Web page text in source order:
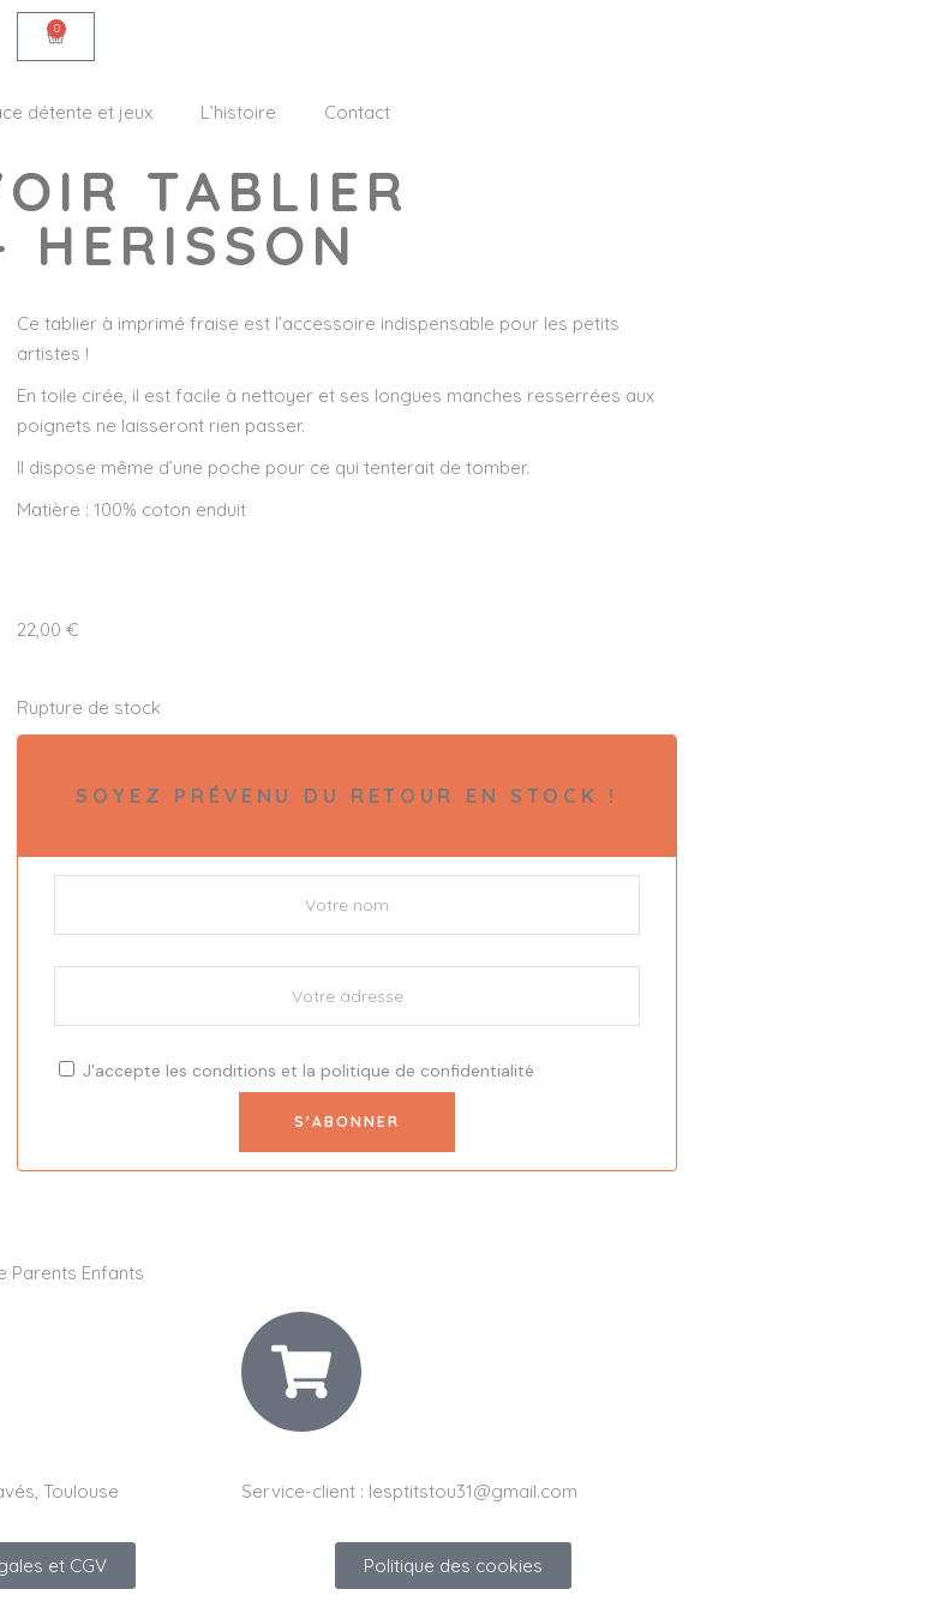
0
détente et jeux L’histoire Contact
TABLIER
HERISSON
Ce tablier à imprimé fraise est l’accessoire indispensable pour les petits
artistes !
En toile cirée, il est facile à nettoyer et ses longues manches resserrées aux
poignets ne laisseront rien passer.
Il dispose même d’une poche pour ce qui tenterait de tomber.
Matière : 100% coton enduit
22,00 €
Rupture de stock
SOYEZ PRÉVENU DU RETOUR EN STOCK !
J'accepte les conditions et la politique de confidentialité
Toulouse Service-client : lesptitstou31@gmail.com
et CGV Politique des cookies